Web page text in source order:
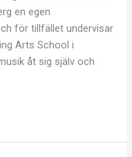
en egen
för tillfället undervisar
Arts School i
åt sig själv och